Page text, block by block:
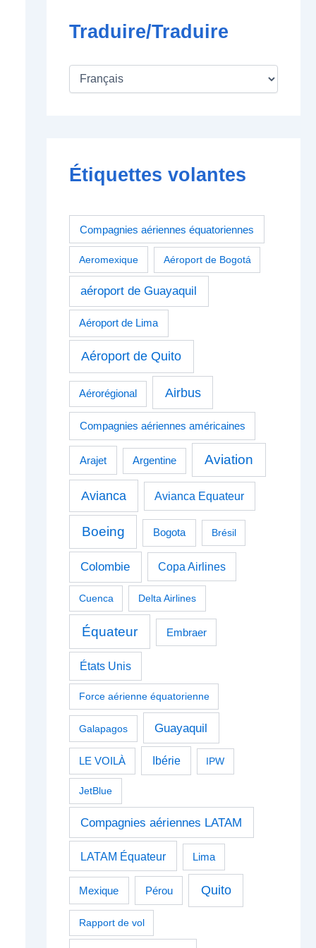
Traduire/Traduire
Étiquettes volantes
Compagnies aériennes équatoriennes
Aeromexique Aéroport de Bogotá
aéroport de Guayaquil
Aéroport de Lima
Aéroport de Quito
Aérorégional Airbus
Compagnies aériennes américaines
Arajet Argentine Aviation
Avianca Avianca Equateur
Boeing Bogota Brésil
Colombie Copa Airlines
Cuenca Delta Airlines
Équateur Embraer
États Unis
Force aérienne équatorienne
Galapagos Guayaquil
LE VOILÀ Ibérie IPW
JetBlue
Compagnies aériennes LATAM
LATAM Équateur Lima
Mexique Pérou Quito
Rapport de vol